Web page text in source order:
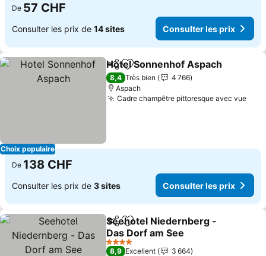
De 57 CHF
Consulter les prix de 14 sites Consulter les prix
Choix populaire
PartagerAjouter à mes favoris
Hotel Sonnenhof Aspach
8,4 Très bien
4 766
Aspach
Cadre champêtre pittoresque avec vue
De 138 CHF
Consulter les prix de 3 sites Consulter les prix
PartagerAjouter à mes favoris
Seehotel Niedernberg -
Das Dorf am See
Consulter les prix
4 Étoiles
8,9 Excellent
3 664